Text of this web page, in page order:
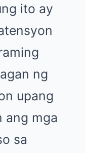
ito ay
ng
upang
ang mga
sa